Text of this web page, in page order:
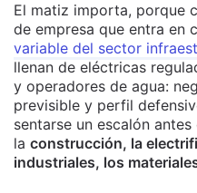
El matiz importa, porque
de empresa que entra en
variable del sector
llenan de eléctricas
y operadores de agua:
previsible y perfil
sentarse un escalón
la construcción, la
industriales, los